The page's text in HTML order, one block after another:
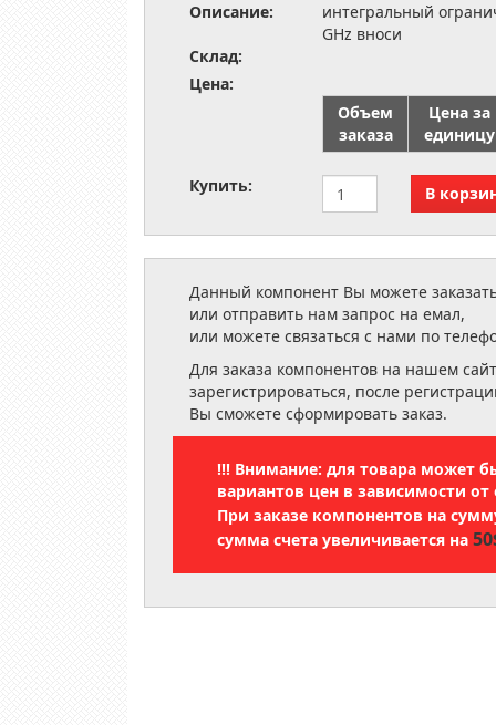
Описание:
интегральный
GHz вноси
Склад:
Цена:
Объем
заказа
Цена за
единицу
Купить:
Данный компонент Вы можете
или отправить нам запрос на емал,
или можете связаться с нами по
Для заказа компонентов на нашем
зарегистрироваться, после
Вы сможете сформировать заказ.
!!! Внимание: для товара может
вариантов цен в зависимости от
При заказе компонентов на
сумма счета увеличивается на